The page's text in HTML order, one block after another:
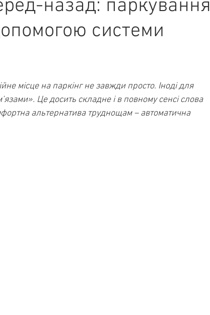
назад: паркування
системи
місце на паркінг не завжди просто. Іноді для
Це досить складне і в повному сенсі слова
альтернатива труднощам – автоматична